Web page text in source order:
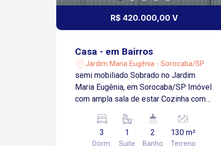
R$ 420.000,00 V
Casa - em Bairros
Jardim Maria Eugênia - Sorocaba/SP
semi mobiliado Sobrado no Jardim
Maria Eugênia, em Sorocaba/SP Imóvel
com ampla sala de estar Cozinha com
dormitórios sendo 1 suíte com banheira
Banheiro social com box e gabinete
3
Dorm.
1
Suite
2
Banho
130 m²
Terreno